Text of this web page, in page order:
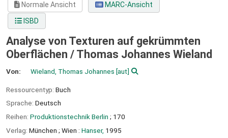
Normale Ansicht
MARC-Ansicht
ISBD
Analyse von Texturen auf gekrümmten
Oberflächen / Thomas Johannes Wieland
Von: Wieland, Thomas Johannes [aut]
Ressourcentyp: Buch
Sprache: Deutsch
Reihen: Produktionstechnik Berlin ; 170
Verlag: München ; Wien : Hanser, 1995